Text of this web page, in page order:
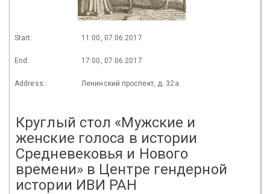
Start: 11:00, 07.06.2017
End: 17:00, 07.06.2017
Address: Ленинский проспект, д. 32а
Круглый стол «Мужские и
женские голоса в истории
Средневековья и Нового
времени» в Центре гендерной
истории ИВИ РАН